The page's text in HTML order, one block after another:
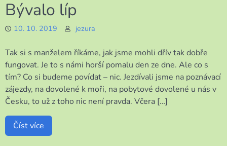
Bývalo líp
10. 10. 2019 jezura
Tak si s manželem říkáme, jak jsme mohli dřív tak dobře
fungovat. Je to s námi horší pomalu den ze dne. Ale co s
tím? Co si budeme povídat – nic. Jezdívali jsme na poznávací
zájezdy, na dovolené k moři, na pobytové dovolené u nás v
Česku, to už z toho nic není pravda. Včera […]
Číst více